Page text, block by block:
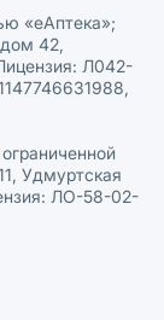
«еАптека»;
42,
Л042-
Удмуртская
ЛО-58-02-